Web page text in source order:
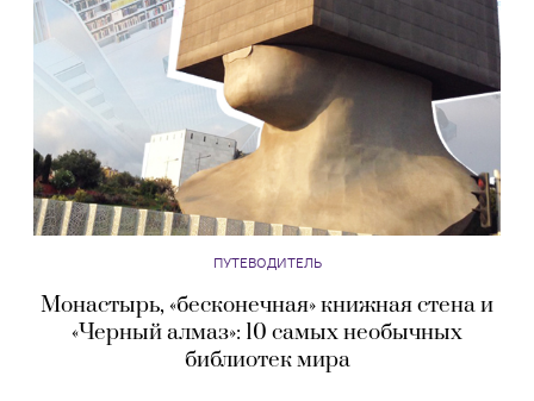
ПУТЕВОДИТЕЛЬ
Монастырь, «бесконечная» книжная стена и
«Черный алмаз»: 10 самых необычных
библиотек мира